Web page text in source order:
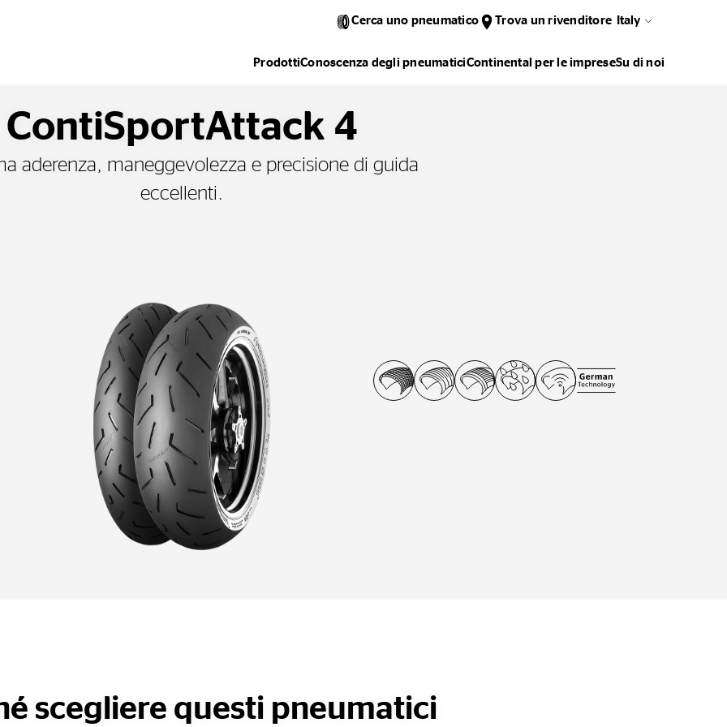
Cerca uno pneumatico Trova un rivenditore Italy
ProdottiConoscenza degli pneumaticiContinental per le impreseSu di noi
ContiSportAttack 4
aderenza, maneggevolezza e precisione di guida
eccellenti.
scegliere questi pneumatici